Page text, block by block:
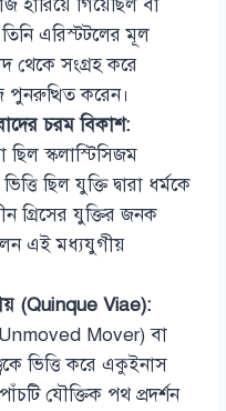
হারিয়ে গিয়েছিল বা
এরিস্টটলের মূল
থেকে সংগ্রহ করে
করেন।
চরম বিকাশ:
ছিল স্কলাস্টিসিজম
ছিল যুক্তি দ্বারা ধর্মকে
গ্রিসের যুক্তির জনক
এই মধ্যযুগীয়
(Quinque Viae):
Mover) বা
ভিত্তি করে একুইনাস
যৌক্তিক পথ প্রদর্শন